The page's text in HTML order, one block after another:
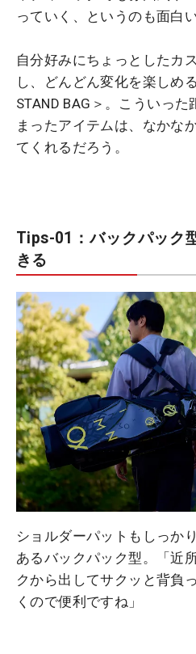
っていく、というのも面白い
自分好みにちょっとしたカ
し、どんどん変化を楽しめ
STAND BAG＞。こういっ
まったアイテムは、なかな
てくれるだろう。
Tips-01：バックパック
きる
ショルダーパットもしっか
あるバックパック型。「近
クから出してサクッと背負
くので便利ですね」